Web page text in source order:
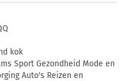
kok
Sport Gezondheid Mode en
Auto's Reizen en